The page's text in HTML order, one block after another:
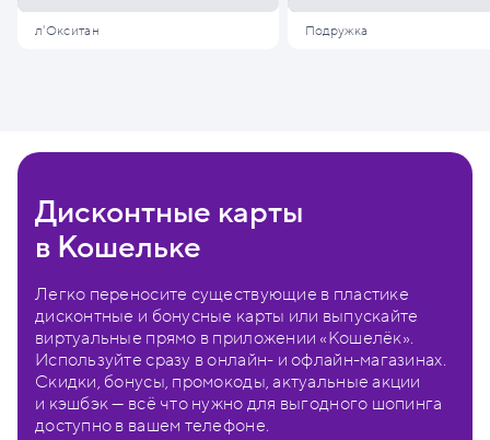
л'Окситан Подружка
Дисконтные карты
в Кошельке
Легко переносите существующие в пластике
дисконтные и бонусные карты или выпускайте
виртуальные прямо в приложении «Кошелёк».
Используйте сразу в онлайн- и офлайн-магазинах.
Скидки, бонусы, промокоды, актуальные акции
и кэшбэк — всё что нужно для выгодного шопинга
доступно в вашем телефоне.